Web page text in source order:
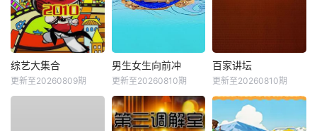
综艺大集合
更新至20260809期
男生女生向前冲
更新至20260810期
百家讲坛
更新至20260810期